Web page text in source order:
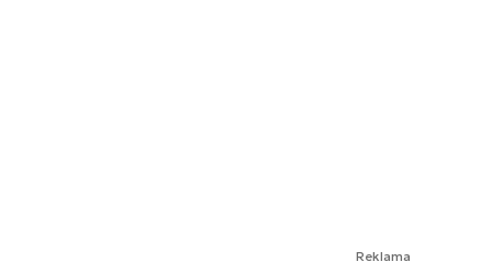
Reklama